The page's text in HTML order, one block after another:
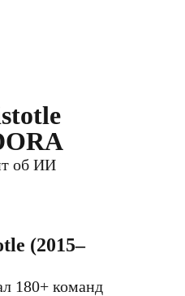
об ИИ
(2015–
180+ команд